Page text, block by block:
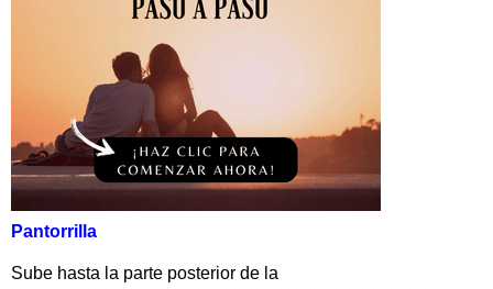
Pantorrilla
Sube hasta la parte posterior de la